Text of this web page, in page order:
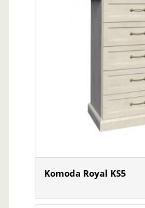
Komoda Royal KS5